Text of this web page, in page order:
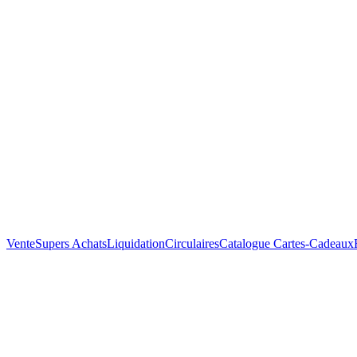
VenteSupers AchatsLiquidationCirculairesCatalogue Cartes-Cadeaux